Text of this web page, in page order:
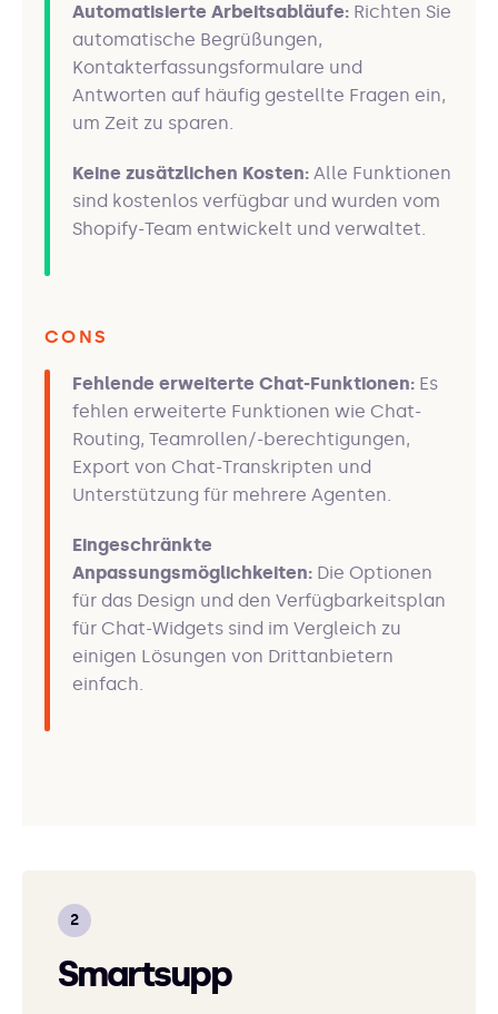
Automatisierte Arbeitsabläufe: Richten Sie
automatische Begrüßungen,
Kontakterfassungsformulare und
Antworten auf häufig gestellte Fragen ein,
um Zeit zu sparen.
Keine zusätzlichen Kosten: Alle Funktionen
sind kostenlos verfügbar und wurden vom
Shopify-Team entwickelt und verwaltet.
CONS
Fehlende erweiterte Chat-Funktionen: Es
fehlen erweiterte Funktionen wie Chat-
Routing, Teamrollen/-berechtigungen,
Export von Chat-Transkripten und
Unterstützung für mehrere Agenten.
Eingeschränkte
Anpassungsmöglichkeiten: Die Optionen
für das Design und den Verfügbarkeitsplan
für Chat-Widgets sind im Vergleich zu
einigen Lösungen von Drittanbietern
einfach.
Smartsupp